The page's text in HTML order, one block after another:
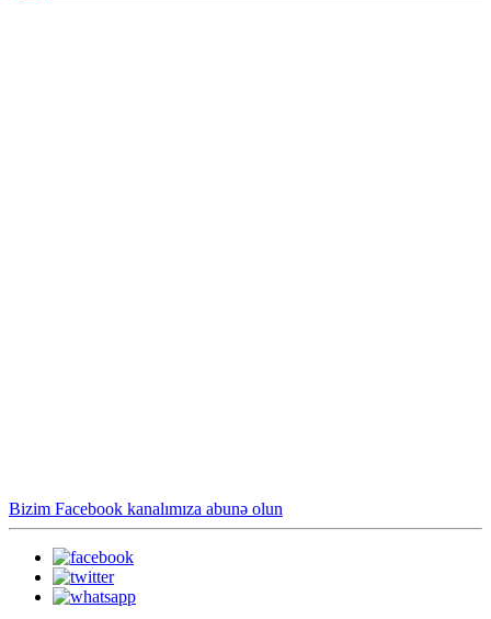
Bizim Facebook kanalımıza abunə olun